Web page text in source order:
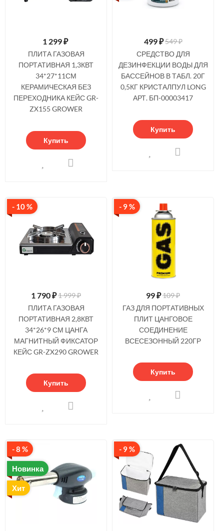
1 299₽
ПЛИТА ГАЗОВАЯ
ПОРТАТИВНАЯ 1,3КВТ
34*27*11СМ
КЕРАМИЧЕСКАЯ БЕЗ
ПЕРЕХОДНИКА КЕЙС GR-
ZX155 GROWER
Купить
499₽549 ₽
СРЕДСТВО ДЛЯ
ДЕЗИНФЕКЦИИ ВОДЫ ДЛЯ
БАССЕЙНОВ В ТАБЛ. 20Г
0,5КГ КРИСТАЛПУЛ LONG
АРТ. БП-00003417
Купить
- 10 %
1 790₽1 999 ₽
ПЛИТА ГАЗОВАЯ
ПОРТАТИВНАЯ 2,8КВТ
34*26*9 СМ ЦАНГА
МАГНИТНЫЙ ФИКСАТОР
КЕЙС GR-ZX290 GROWER
Купить
- 9 %
99₽109 ₽
ГАЗ ДЛЯ ПОРТАТИВНЫХ
ПЛИТ ЦАНГОВОЕ
СОЕДИНЕНИЕ
ВСЕСЕЗОННЫЙ 220ГР
Купить
- 8 %
Новинка
Хит
- 9 %